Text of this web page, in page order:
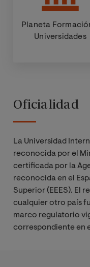
Planeta
Universidades
Oficialidad
La Universidad
reconocida por el
certificada por la
reconocida en el
Superior (EEES). El
cualquier otro país
marco regulatorio
correspondiente en